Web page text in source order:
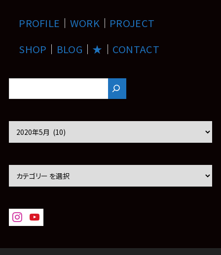
PROFILE ｜ WORK ｜ PROJECT
SHOP ｜ BLOG ｜ ★ ｜ CONTACT
カ
ブ